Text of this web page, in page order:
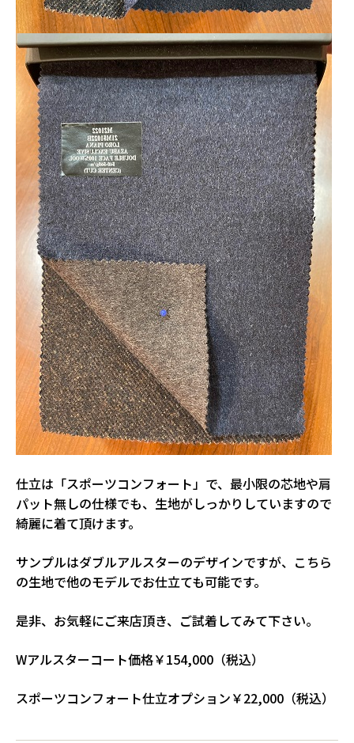
仕立は「スポーツコンフォート」で、最小限の芯地や肩
パット無しの仕様でも、生地がしっかりしていますので
綺麗に着て頂けます。
サンプルはダブルアルスターのデザインですが、こちら
の生地で他のモデルでお仕立ても可能です。
是非、お気軽にご来店頂き、ご試着してみて下さい。
Wアルスターコート価格￥154,000（税込）
スポーツコンフォート仕立オプション￥22,000（税込）